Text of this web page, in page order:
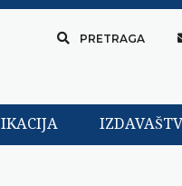
PRETRAGA